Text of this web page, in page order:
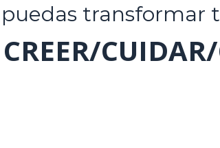
transformar
CREER/